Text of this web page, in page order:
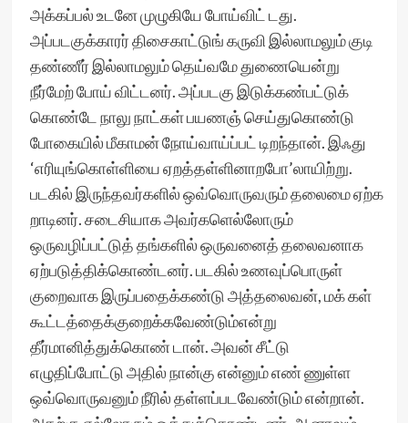
அக்கப்பல் உடனே முழுகியே போய்விட் டது.
அப்படகுக்காரர் திசைகாட்டுங் கருவி இல்லாமலும் குடி
தண்ணீர் இல்லாமலும் தெய்வமே துணையென்று
நீர்மேற் போய் விட்டனர். அப்படகு இடுக்கண்பட்டுக்
கொண்டே நாலு நாட்கள் பயணஞ் செய்துகொண்டு
போகையில் மீகாமன் நோய்வாய்ப்பட் டிறந்தான். இஃது
‘எரியுங்கொள்ளியை ஏறத்தள்ளினாறபோ’லாயிற்று.
படகில் இருந்தவர்களில் ஒவ்வொருவரும் தலைமை ஏற்க
றாடினர். சடைசியாக அவர்களெல்லோரும்
ஒருவழிப்பட்டுத் தங்களில் ஒருவனைத் தலைவனாக
ஏற்படுத்திக்கொண்டனர். படகில் உணவுப்பொருள்
குறைவாக இருப்பதைக்கண்டு அத்தலைவன், மக் கள்
கூட்டத்தைக்குறைக்கவேண்டும்என்று
தீர்மானித்துக்கொண் டான். அவன் சீட்டு
எழுதிப்போட்டு அதில் நான்கு என்னும் எண் ணுள்ள
ஒவ்வொருவனும் நீரில் தள்ளப்படவேண்டும் என்றான்.